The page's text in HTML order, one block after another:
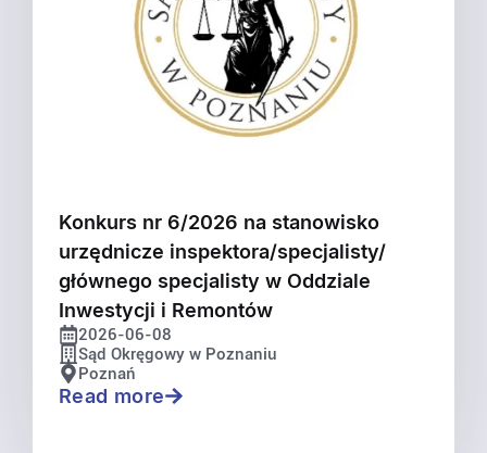
Konkurs nr 6/2026 na stanowisko
urzędnicze inspektora/specjalisty/
głównego specjalisty w Oddziale
Inwestycji i Remontów
2026-06-08
Sąd Okręgowy w Poznaniu
Poznań
Read more